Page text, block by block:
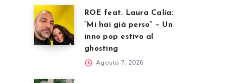
ROE feat. Laura Calia:
“Mi hai già perso” – Un
inno pop estivo al
ghosting
Agosto 7, 2026